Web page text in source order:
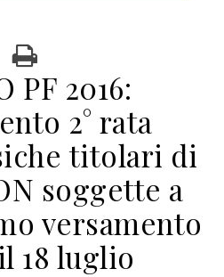
PF 2016:
2° rata
titolari di
soggette a
versamento
18 luglio